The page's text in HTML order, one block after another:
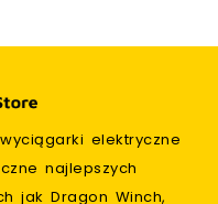
elektryczne
najlepszych
jak Dragon Winch,